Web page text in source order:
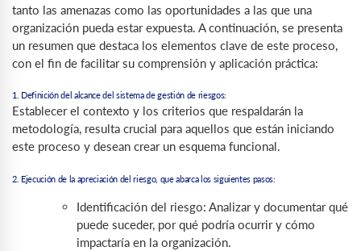
tanto las amenazas como las oportunidades a las que una
organización pueda estar expuesta. A continuación, se presenta
un resumen que destaca los elementos clave de este proceso,
con el fin de facilitar su comprensión y aplicación práctica:
1. Definición del alcance del sistema de gestión de riesgos:
Establecer el contexto y los criterios que respaldarán la
metodología, resulta crucial para aquellos que están iniciando
este proceso y desean crear un esquema funcional.
2. Ejecución de la apreciación del riesgo, que abarca los siguientes pasos:
Identificación del riesgo: Analizar y documentar qué
puede suceder, por qué podría ocurrir y cómo
impactaría en la organización.